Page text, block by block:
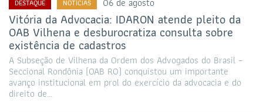
DESTAQUE NOTÍCIAS
Vitória da Advocacia: IDARON atende pleito da
OAB Vilhena e desburocratiza consulta sobre
existência de cadastros
A Subseção de Vilhena da Ordem dos Advogados do Brasil –
Seccional Rondônia (OAB RO) conquistou um importante
avanço institucional em prol do exercício da advocacia e do
direito de…